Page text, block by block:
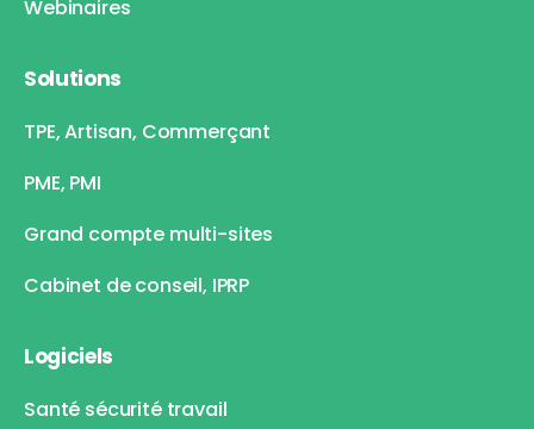
Logiciels
Santé sécurité travail
Solutions
TPE, Artisan, Commerçant
PME, PMI
Grand compte multi-sites
Cabinet de conseil, IPRP
Webinaires